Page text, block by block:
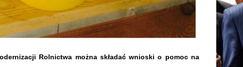
Rolnictwa można składać wnioski o pomoc na